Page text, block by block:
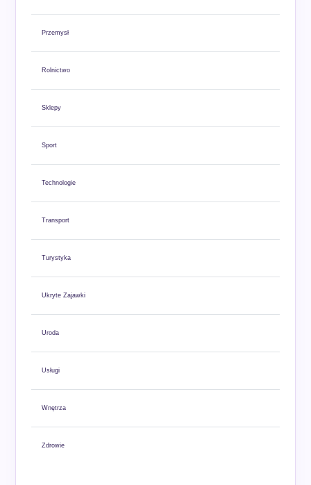
Przemysł
Rolnictwo
Sklepy
Sport
Technologie
Transport
Turystyka
Ukryte Zajawki
Uroda
Usługi
Wnętrza
Zdrowie